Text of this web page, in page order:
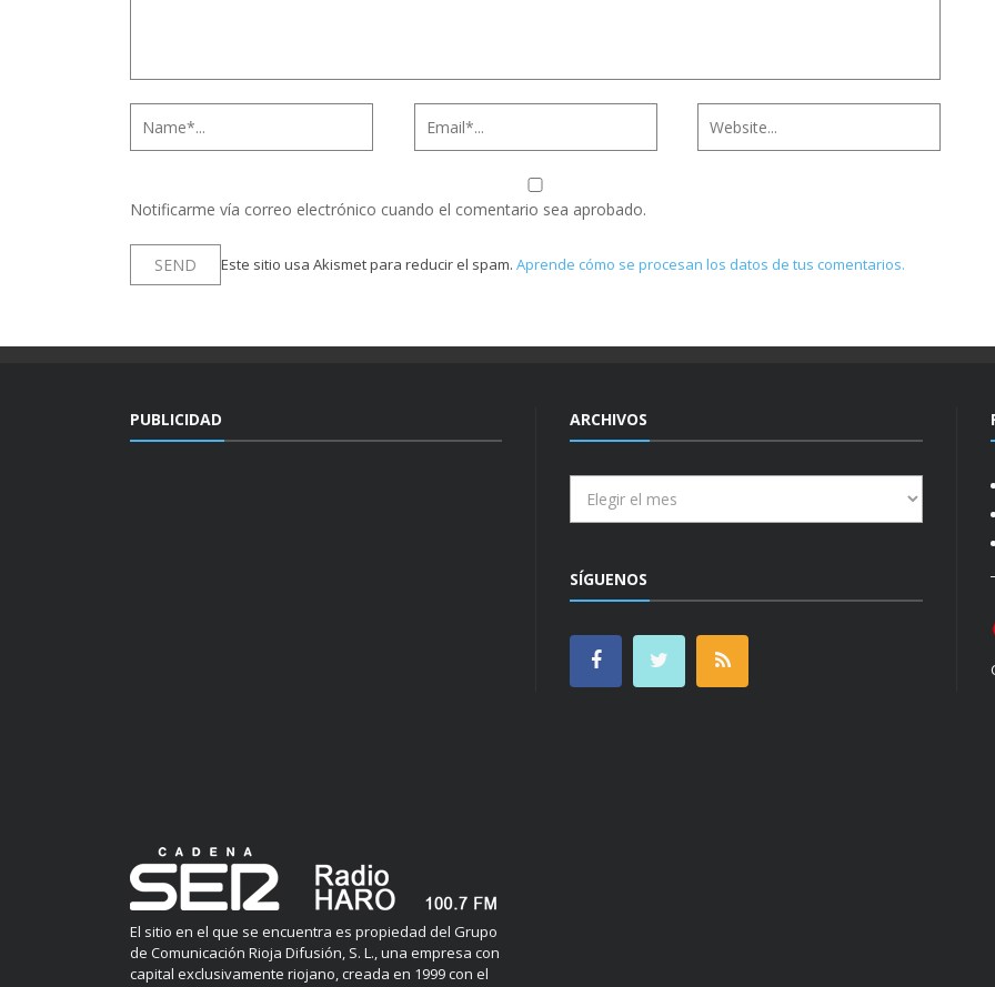
Notificarme vía correo electrónico cuando el comentario sea aprobado.
Este sitio usa Akismet para reducir el spam. Aprende cómo se procesan los datos de tus comentarios.
PUBLICIDAD
El sitio en el que se encuentra es propiedad del Grupo
de Comunicación Rioja Difusión, S. L., una empresa con
capital exclusivamente riojano, creada en 1999 con el
ARCHIVOS
SÍGUENOS